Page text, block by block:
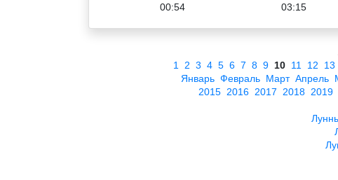
00:54
03:15
1
2 3 4 5 6 7 8 9 10 11 12 13
Январь Февраль Март Апрель
2015 2016 2017 2018 2019